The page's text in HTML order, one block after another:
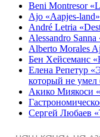
Beni Montresor
Ajo «Aapjes-land»
André Letria
Alessandro Sanna
Alberto Morales
Бен Хейсеманс
Елена Репетур
который не умел
Акико Миякоси
Сергей Любаев